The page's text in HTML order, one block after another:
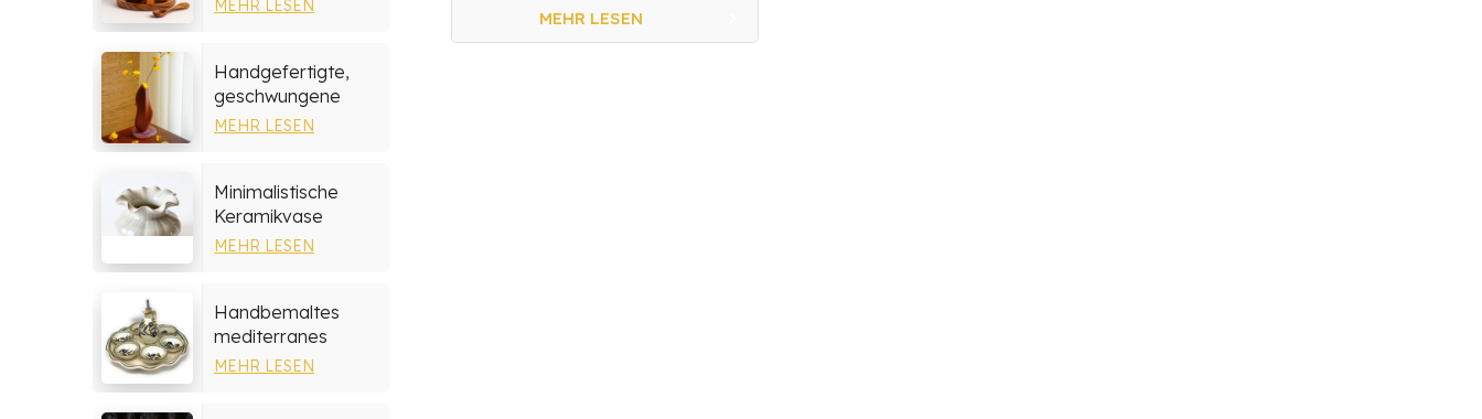
MEHR LESEN
Handgefertigte,
geschwungene
Holzvase
MEHR LESEN
Minimalistische
Keramikvase
MEHR LESEN
Handbemaltes
mediterranes
Keramik-
MEHR LESEN
MEHR LESEN